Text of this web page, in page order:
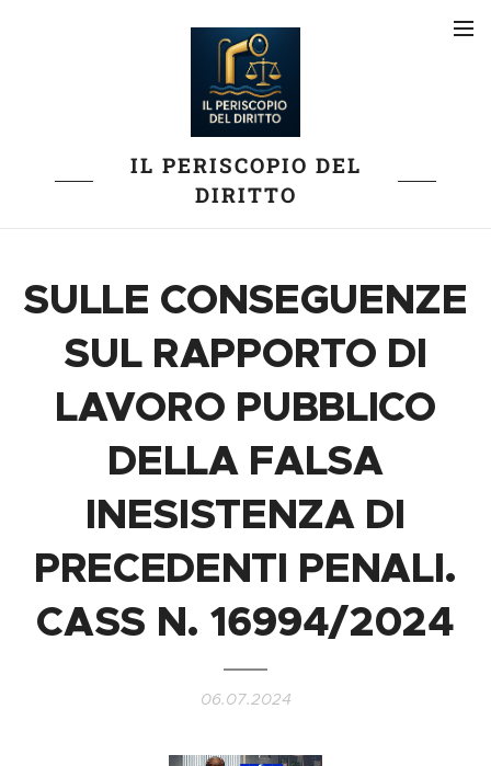
IL PERISCOPIO DEL
DIRITTO
SULLE CONSEGUENZE
SUL RAPPORTO DI
LAVORO PUBBLICO
DELLA FALSA
INESISTENZA DI
PRECEDENTI PENALI.
CASS N. 16994/2024
06.07.2024